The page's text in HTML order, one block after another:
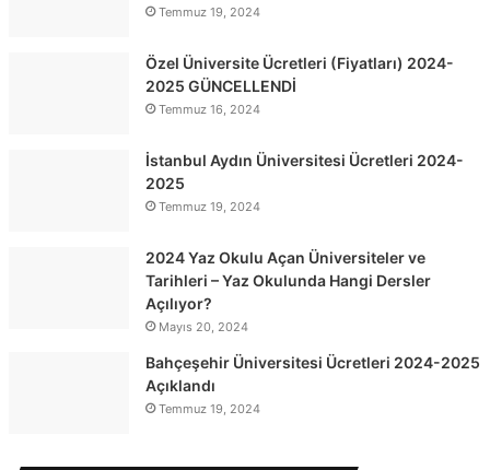
Temmuz 19, 2024
Özel Üniversite Ücretleri (Fiyatları) 2024-
2025 GÜNCELLENDİ
Temmuz 16, 2024
İstanbul Aydın Üniversitesi Ücretleri 2024-
2025
Temmuz 19, 2024
2024 Yaz Okulu Açan Üniversiteler ve
Tarihleri – Yaz Okulunda Hangi Dersler
Açılıyor?
Mayıs 20, 2024
Bahçeşehir Üniversitesi Ücretleri 2024-2025
Açıklandı
Temmuz 19, 2024